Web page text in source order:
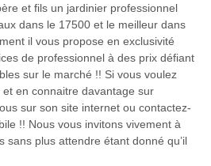
et fils un jardinier professionnel
dans le 17500 et le meilleur dans
il vous propose en exclusivité
de professionnel à des prix défiant
sur le marché !! Si vous voulez
et en connaitre davantage sur
sur son site internet ou contactez-
!! Nous vous invitons vivement à
sans plus attendre étant donné qu’il